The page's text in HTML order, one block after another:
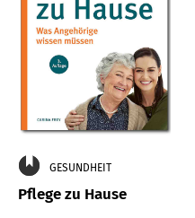
GESUNDHEIT
Pflege zu Hause